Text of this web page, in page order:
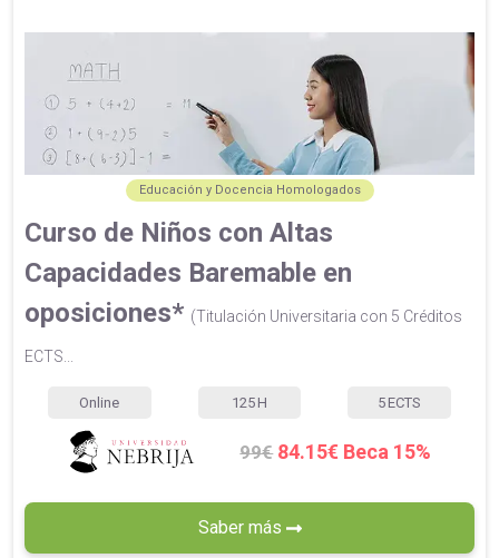
Educación y Docencia Homologados
Curso de Niños con Altas
Capacidades Baremable en
oposiciones* (Titulación Universitaria con 5 Créditos
ECTS...
Online 125 H 5 ECTS
99€ 84.15€ Beca 15%
Saber más